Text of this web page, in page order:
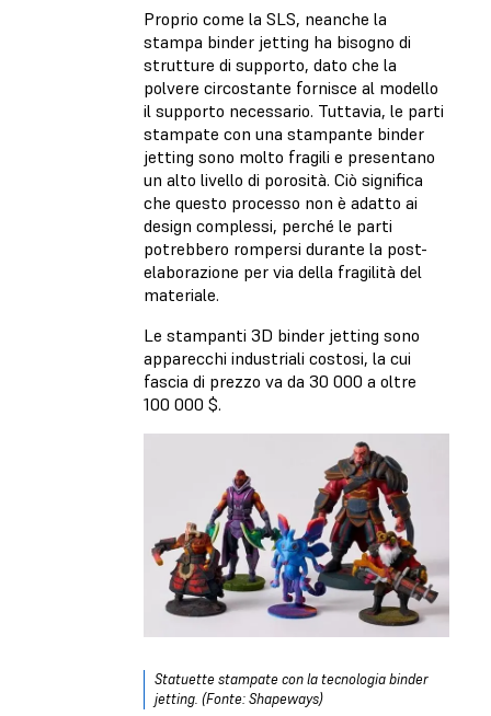
Proprio come la SLS, neanche la
stampa binder jetting ha bisogno di
strutture di supporto, dato che la
polvere circostante fornisce al modello
il supporto necessario. Tuttavia, le parti
stampate con una stampante binder
jetting sono molto fragili e presentano
un alto livello di porosità. Ciò significa
che questo processo non è adatto ai
design complessi, perché le parti
potrebbero rompersi durante la post-
elaborazione per via della fragilità del
materiale.
Le stampanti 3D binder jetting sono
apparecchi industriali costosi, la cui
fascia di prezzo va da 30 000 a oltre
100 000 $.
Statuette stampate con la tecnologia binder
jetting. (Fonte: Shapeways)